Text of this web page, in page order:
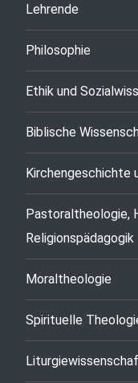
Lehrende
Philosophie
Ethik und
Biblische
Kirchengeschichte
Pastoraltheologie,
Religionspädagogik
Moraltheologie
Spirituelle